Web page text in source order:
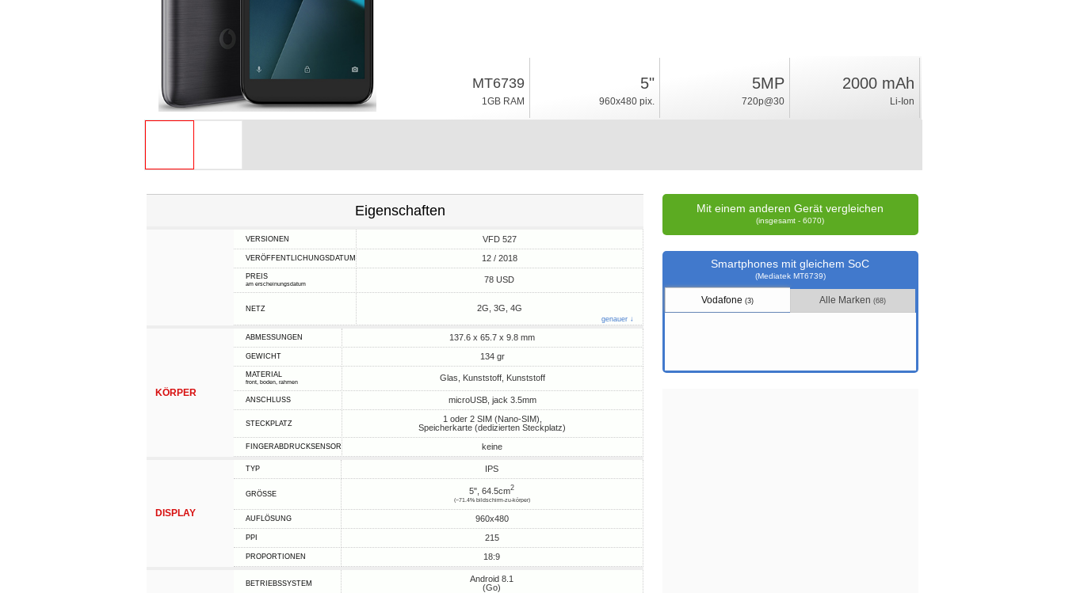
MT6739
1GB RAM
5"
960x480 pix.
5MP
720p@30
2000 mAh
Li-Ion
Eigenschaften
VERSIONEN VFD 527
VERÖFFENTLICHUNGSDATUM 12 / 2018
PREIS
am erscheinungsdatum 78 USD
NETZ 2G, 3G, 4G
genauer ↓
KÖRPER
ABMESSUNGEN 137.6 x 65.7 x 9.8 mm
GEWICHT 134 gr
MATERIAL
front, boden, rahmen Glas, Kunststoff, Kunststoff
ANSCHLUSS microUSB, jack 3.5mm
STECKPLATZ
1 oder 2 SIM (Nano-SIM),
Speicherkarte (dedizierten Steckplatz)
FINGERABDRUCKSENSOR keine
DISPLAY
TYP IPS
GRÖSSE 5", 64.5cm2
(~71.4% bildschirm-zu-körper)
AUFLÖSUNG 960x480
PPI 215
PROPORTIONEN 18:9
BETRIEBSSYSTEM
Android 8.1
(Go)
Mit einem anderen Gerät vergleichen
(insgesamt - 6070)
Smartphones mit gleichem SoC
(Mediatek MT6739)
Vodafone(3) Alle Marken(68)